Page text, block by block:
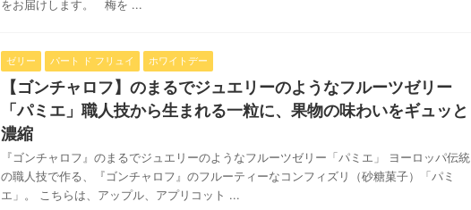
をお届けします。 梅を ...
ゼリー パート ド フリュイ ホワイトデー
【ゴンチャロフ】のまるでジュエリーのようなフルーツゼリー
「パミエ」職人技から生まれる一粒に、果物の味わいをギュッと
濃縮
『ゴンチャロフ』のまるでジュエリーのようなフルーツゼリー「パミエ」 ヨーロッパ伝統
の職人技で作る、『ゴンチャロフ』のフルーティーなコンフィズリ（砂糖菓子）「パミ
エ」。 こちらは、アップル、アプリコット ...